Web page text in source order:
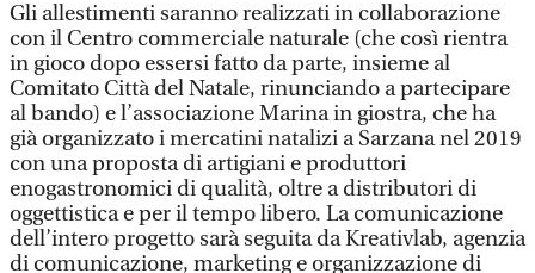
Gli allestimenti saranno realizzati in collaborazione
con il Centro commerciale naturale (che così rientra
in gioco dopo essersi fatto da parte, insieme al
Comitato Città del Natale, rinunciando a partecipare
al bando) e l’associazione Marina in giostra, che ha
già organizzato i mercatini natalizi a Sarzana nel 2019
con una proposta di artigiani e produttori
enogastronomici di qualità, oltre a distributori di
oggettistica e per il tempo libero. La comunicazione
dell’intero progetto sarà seguita da Kreativlab, agenzia
di comunicazione, marketing e organizzazione di